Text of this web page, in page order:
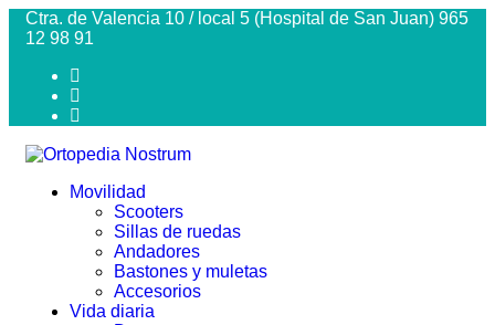
Ctra. de Valencia 10 / local 5 (Hospital de San Juan) 965
12 98 91
Movilidad
Scooters
Sillas de ruedas
Andadores
Bastones y muletas
Accesorios
Vida diaria